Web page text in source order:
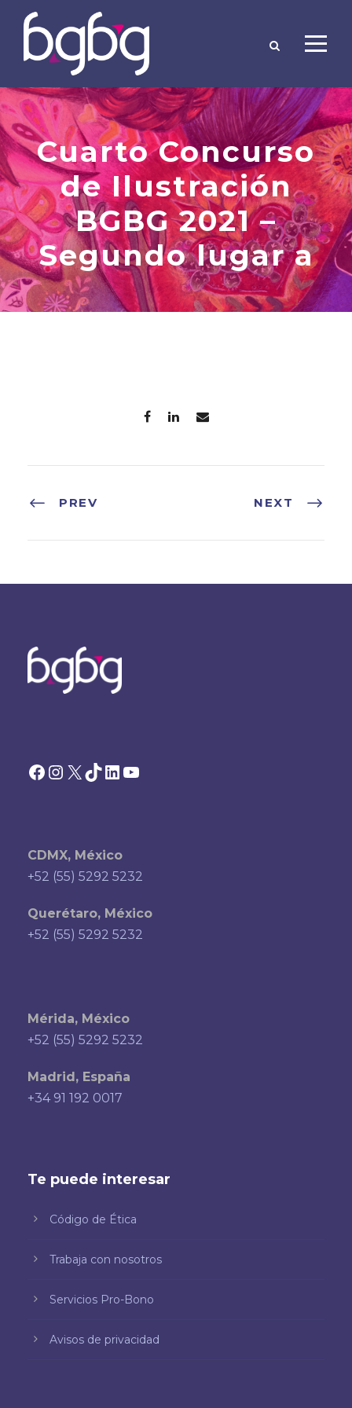
Cuarto Concurso
de Ilustración
BGBG 2021 –
Segundo lugar a
PREV NEXT
Facebook Instagram X TikTok LinkedIn YouTube
CDMX, México
+52 (55) 5292 5232
Querétaro, México
+52 (55) 5292 5232
Mérida, México
+52 (55) 5292 5232
Madrid, España
+34 91 192 0017
Te puede interesar
Código de Ética
Trabaja con nosotros
Servicios Pro-Bono
Avisos de privacidad